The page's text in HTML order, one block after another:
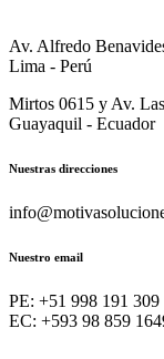
Av. Alfredo
Lima - Perú
Mirtos 0615 y Av.
Guayaquil - Ecuador
Nuestras direcciones
Nuestro email
PE: +51 998 191 309
EC: +593 98 859